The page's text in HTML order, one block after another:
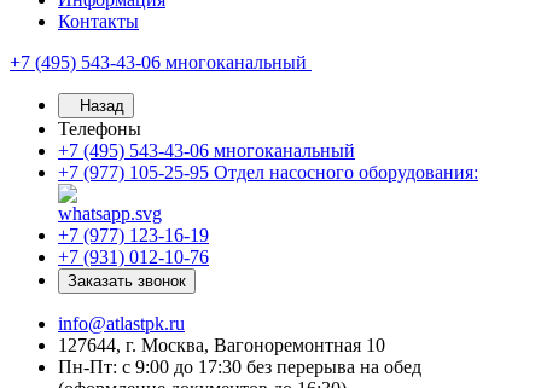
Контакты
+7 (495) 543-43-06 многоканальный
Назад
Телефоны
+7 (495) 543-43-06 многоканальный
+7 (977) 105-25-95 Отдел насосного оборудования:
+7 (977) 123-16-19
+7 (931) 012-10-76
Заказать звонок
info@atlastpk.ru
127644, г. Москва, Вагоноремонтная 10
Пн-Пт: с 9:00 до 17:30 без перерыва на обед